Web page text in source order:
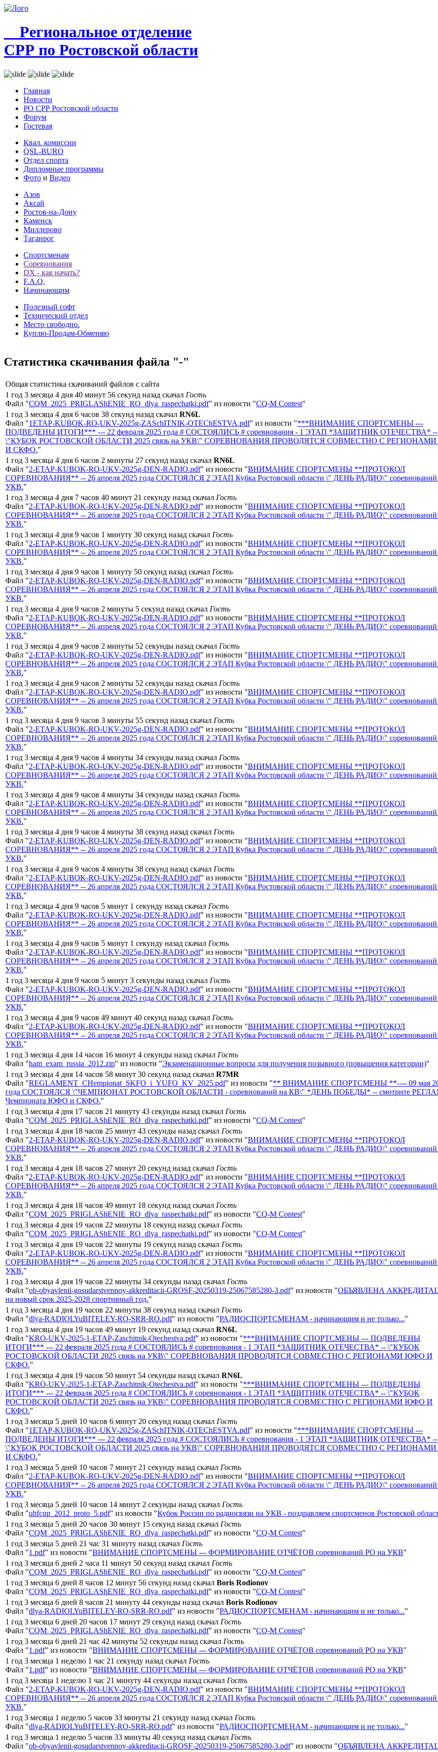
Региональное отделение
СРР по Ростовской области
Главная
Новости
РО СРР Ростовской области
Форум
Гостевая
Квал. комиссии
QSL-BURO
Отдел спорта
Дипломные программы
Фото и Видео
Азов
Аксай
Ростов-на-Дону
Каменск
Миллерово
Таганрог
Спортсменам
Соревнования
DX - как начать?
F.A.Q.
Начинающим
Полезный софт
Технический отдел
Место свободно.
Куплю-Продам-Обменяю
Статистика скачивания файла "-"
Общая статистика скачиваний файлов с сайта
1 год 3 месяца 4 дня 40 минут 56 секунд назад скачал Гость
Файл "CQM_2025_PRIGLAShENIE_RO_dlya_raspechatki.pdf" из новости "CQ-M Contest"
1 год 3 месяца 4 дня 6 часов 38 секунд назад скачал RN6L
Файл "1ETAP-KUBOK-RO-UKV-2025g-ZASchITNIK-OTEChESTVA.pdf" из новости "***ВНИМАНИЕ СПОРТСМЕНЫ ---
ПОДВЕДЕНЫ ИТОГИ*** --- 22 февраля 2025 года # СОСТОЯЛИСЬ # соревнования - 1 ЭТАП *ЗАЩИТНИК ОТЕЧЕСТВА* --
\"КУБОК РОСТОВСКОЙ ОБЛАСТИ 2025 связь на УКВ\" СОРЕВНОВАНИЯ ПРОВОДЯТСЯ СОВМЕСТНО С
И СКФО."
1 год 3 месяца 4 дня 6 часов 2 минуты 27 секунд назад скачал RN6L
Файл "2-ETAP-KUBOK-RO-UKV-2025g-DEN-RADIO.pdf" из новости "ВНИМАНИЕ СПОРТСМЕНЫ **ПРОТОКОЛ
СОРЕВНОВАНИЯ** -- 26 апреля 2025 года СОСТОЯЛСЯ 2 ЭТАП Кубка Ростовской области \" ДЕНЬ РАДИО\" соревнований
УКВ."
1 год 3 месяца 4 дня 7 часов 40 минут 21 секунду назад скачал Гость
Файл "2-ETAP-KUBOK-RO-UKV-2025g-DEN-RADIO.pdf" из новости "ВНИМАНИЕ СПОРТСМЕНЫ **ПРОТОКОЛ
СОРЕВНОВАНИЯ** -- 26 апреля 2025 года СОСТОЯЛСЯ 2 ЭТАП Кубка Ростовской области \" ДЕНЬ РАДИО\" соревнований
УКВ."
1 год 3 месяца 4 дня 9 часов 1 минуту 30 секунд назад скачал Гость
Файл "2-ETAP-KUBOK-RO-UKV-2025g-DEN-RADIO.pdf" из новости "ВНИМАНИЕ СПОРТСМЕНЫ **ПРОТОКОЛ
СОРЕВНОВАНИЯ** -- 26 апреля 2025 года СОСТОЯЛСЯ 2 ЭТАП Кубка Ростовской области \" ДЕНЬ РАДИО\" соревнований
УКВ."
1 год 3 месяца 4 дня 9 часов 1 минуту 50 секунд назад скачал Гость
Файл "2-ETAP-KUBOK-RO-UKV-2025g-DEN-RADIO.pdf" из новости "ВНИМАНИЕ СПОРТСМЕНЫ **ПРОТОКОЛ
СОРЕВНОВАНИЯ** -- 26 апреля 2025 года СОСТОЯЛСЯ 2 ЭТАП Кубка Ростовской области \" ДЕНЬ РАДИО\" соревнований
УКВ."
1 год 3 месяца 4 дня 9 часов 2 минуты 5 секунд назад скачал Гость
Файл "2-ETAP-KUBOK-RO-UKV-2025g-DEN-RADIO.pdf" из новости "ВНИМАНИЕ СПОРТСМЕНЫ **ПРОТОКОЛ
СОРЕВНОВАНИЯ** -- 26 апреля 2025 года СОСТОЯЛСЯ 2 ЭТАП Кубка Ростовской области \" ДЕНЬ РАДИО\" соревнований
УКВ."
1 год 3 месяца 4 дня 9 часов 2 минуты 52 секунды назад скачал Гость
Файл "2-ETAP-KUBOK-RO-UKV-2025g-DEN-RADIO.pdf" из новости "ВНИМАНИЕ СПОРТСМЕНЫ **ПРОТОКОЛ
СОРЕВНОВАНИЯ** -- 26 апреля 2025 года СОСТОЯЛСЯ 2 ЭТАП Кубка Ростовской области \" ДЕНЬ РАДИО\" соревнований
УКВ."
1 год 3 месяца 4 дня 9 часов 2 минуты 52 секунды назад скачал Гость
Файл "2-ETAP-KUBOK-RO-UKV-2025g-DEN-RADIO.pdf" из новости "ВНИМАНИЕ СПОРТСМЕНЫ **ПРОТОКОЛ
СОРЕВНОВАНИЯ** -- 26 апреля 2025 года СОСТОЯЛСЯ 2 ЭТАП Кубка Ростовской области \" ДЕНЬ РАДИО\" соревнований
УКВ."
1 год 3 месяца 4 дня 9 часов 3 минуты 55 секунд назад скачал Гость
Файл "2-ETAP-KUBOK-RO-UKV-2025g-DEN-RADIO.pdf" из новости "ВНИМАНИЕ СПОРТСМЕНЫ **ПРОТОКОЛ
СОРЕВНОВАНИЯ** -- 26 апреля 2025 года СОСТОЯЛСЯ 2 ЭТАП Кубка Ростовской области \" ДЕНЬ РАДИО\" соревнований
УКВ."
1 год 3 месяца 4 дня 9 часов 4 минуты 34 секунды назад скачал Гость
Файл "2-ETAP-KUBOK-RO-UKV-2025g-DEN-RADIO.pdf" из новости "ВНИМАНИЕ СПОРТСМЕНЫ **ПРОТОКОЛ
СОРЕВНОВАНИЯ** -- 26 апреля 2025 года СОСТОЯЛСЯ 2 ЭТАП Кубка Ростовской области \" ДЕНЬ РАДИО\" соревнований
УКВ."
1 год 3 месяца 4 дня 9 часов 4 минуты 34 секунды назад скачал Гость
Файл "2-ETAP-KUBOK-RO-UKV-2025g-DEN-RADIO.pdf" из новости "ВНИМАНИЕ СПОРТСМЕНЫ **ПРОТОКОЛ
СОРЕВНОВАНИЯ** -- 26 апреля 2025 года СОСТОЯЛСЯ 2 ЭТАП Кубка Ростовской области \" ДЕНЬ РАДИО\" соревнований
УКВ."
1 год 3 месяца 4 дня 9 часов 4 минуты 38 секунд назад скачал Гость
Файл "2-ETAP-KUBOK-RO-UKV-2025g-DEN-RADIO.pdf" из новости "ВНИМАНИЕ СПОРТСМЕНЫ **ПРОТОКОЛ
СОРЕВНОВАНИЯ** -- 26 апреля 2025 года СОСТОЯЛСЯ 2 ЭТАП Кубка Ростовской области \" ДЕНЬ РАДИО\" соревнований
УКВ."
1 год 3 месяца 4 дня 9 часов 4 минуты 38 секунд назад скачал Гость
Файл "2-ETAP-KUBOK-RO-UKV-2025g-DEN-RADIO.pdf" из новости "ВНИМАНИЕ СПОРТСМЕНЫ **ПРОТОКОЛ
СОРЕВНОВАНИЯ** -- 26 апреля 2025 года СОСТОЯЛСЯ 2 ЭТАП Кубка Ростовской области \" ДЕНЬ РАДИО\" соревнований
УКВ."
1 год 3 месяца 4 дня 9 часов 5 минут 1 секунду назад скачал Гость
Файл "2-ETAP-KUBOK-RO-UKV-2025g-DEN-RADIO.pdf" из новости "ВНИМАНИЕ СПОРТСМЕНЫ **ПРОТОКОЛ
СОРЕВНОВАНИЯ** -- 26 апреля 2025 года СОСТОЯЛСЯ 2 ЭТАП Кубка Ростовской области \" ДЕНЬ РАДИО\" соревнований
УКВ."
1 год 3 месяца 4 дня 9 часов 5 минут 1 секунду назад скачал Гость
Файл "2-ETAP-KUBOK-RO-UKV-2025g-DEN-RADIO.pdf" из новости "ВНИМАНИЕ СПОРТСМЕНЫ **ПРОТОКОЛ
СОРЕВНОВАНИЯ** -- 26 апреля 2025 года СОСТОЯЛСЯ 2 ЭТАП Кубка Ростовской области \" ДЕНЬ РАДИО\" соревнований
УКВ."
1 год 3 месяца 4 дня 9 часов 5 минут 3 секунды назад скачал Гость
Файл "2-ETAP-KUBOK-RO-UKV-2025g-DEN-RADIO.pdf" из новости "ВНИМАНИЕ СПОРТСМЕНЫ **ПРОТОКОЛ
СОРЕВНОВАНИЯ** -- 26 апреля 2025 года СОСТОЯЛСЯ 2 ЭТАП Кубка Ростовской области \" ДЕНЬ РАДИО\" соревнований
УКВ."
1 год 3 месяца 4 дня 9 часов 49 минут 40 секунд назад скачал Гость
Файл "2-ETAP-KUBOK-RO-UKV-2025g-DEN-RADIO.pdf" из новости "ВНИМАНИЕ СПОРТСМЕНЫ **ПРОТОКОЛ
СОРЕВНОВАНИЯ** -- 26 апреля 2025 года СОСТОЯЛСЯ 2 ЭТАП Кубка Ростовской области \" ДЕНЬ РАДИО\" соревнований
УКВ."
1 год 3 месяца 4 дня 14 часов 16 минут 4 секунды назад скачал Гость
Файл "ham_exam_russia_2012.zip" из новости "Экзаменационные вопросы для получения позывного (повышения категории)"
1 год 3 месяца 4 дня 14 часов 58 минут 30 секунд назад скачал R7MR
Файл "REGLAMENT_CHempionat_SKFO_i_YUFO_KV_2025.pdf" из новости "** ВНИМАНИЕ СПОРТСМЕНЫ **---- 09 мая
года СОСТОЯЛСЯ \"ЧЕМПИОНАТ РОСТОВСКОЙ ОБЛАСТИ - соревнований на КВ\" *ДЕНЬ ПОБЕДЫ* -- смотрите
Чемпионата ЮФО и СКФО."
1 год 3 месяца 4 дня 17 часов 21 минуту 43 секунды назад скачал Гость
Файл "CQM_2025_PRIGLAShENIE_RO_dlya_raspechatki.pdf" из новости "CQ-M Contest"
1 год 3 месяца 4 дня 18 часов 25 минут 43 секунды назад скачал Гость
Файл "2-ETAP-KUBOK-RO-UKV-2025g-DEN-RADIO.pdf" из новости "ВНИМАНИЕ СПОРТСМЕНЫ **ПРОТОКОЛ
СОРЕВНОВАНИЯ** -- 26 апреля 2025 года СОСТОЯЛСЯ 2 ЭТАП Кубка Ростовской области \" ДЕНЬ РАДИО\" соревнований
УКВ."
1 год 3 месяца 4 дня 18 часов 27 минут 20 секунд назад скачал Гость
Файл "2-ETAP-KUBOK-RO-UKV-2025g-DEN-RADIO.pdf" из новости "ВНИМАНИЕ СПОРТСМЕНЫ **ПРОТОКОЛ
СОРЕВНОВАНИЯ** -- 26 апреля 2025 года СОСТОЯЛСЯ 2 ЭТАП Кубка Ростовской области \" ДЕНЬ РАДИО\" соревнований
УКВ."
1 год 3 месяца 4 дня 18 часов 49 минут 18 секунд назад скачал Гость
Файл "CQM_2025_PRIGLAShENIE_RO_dlya_raspechatki.pdf" из новости "CQ-M Contest"
1 год 3 месяца 4 дня 19 часов 22 минуты 18 секунд назад скачал Гость
Файл "CQM_2025_PRIGLAShENIE_RO_dlya_raspechatki.pdf" из новости "CQ-M Contest"
1 год 3 месяца 4 дня 19 часов 22 минуты 19 секунд назад скачал Гость
Файл "2-ETAP-KUBOK-RO-UKV-2025g-DEN-RADIO.pdf" из новости "ВНИМАНИЕ СПОРТСМЕНЫ **ПРОТОКОЛ
СОРЕВНОВАНИЯ** -- 26 апреля 2025 года СОСТОЯЛСЯ 2 ЭТАП Кубка Ростовской области \" ДЕНЬ РАДИО\" соревнований
УКВ."
1 год 3 месяца 4 дня 19 часов 22 минуты 34 секунды назад скачал Гость
Файл "ob-obyavlenii-gosudarstvennoy-akkreditacii-GROSF-20250319-25067585280-3.pdf" из новости "ОБЪЯВЛЕНА
на новый срок 2025-2028 спортивный год."
1 год 3 месяца 4 дня 19 часов 22 минуты 38 секунд назад скачал Гость
Файл "dlya-RADIOLYuBITELEY-RO-SRR-RO.pdf" из новости "РАДИОСПОРТСМЕНАМ - начинающим и не только..."
1 год 3 месяца 4 дня 19 часов 49 минут 19 секунд назад скачал RN6L
Файл "KRO-UKV-2025-1-ETAP-Zaschitnik-Otechestva.pdf" из новости "***ВНИМАНИЕ СПОРТСМЕНЫ --- ПОДВЕДЕНЫ
ИТОГИ*** --- 22 февраля 2025 года # СОСТОЯЛИСЬ # соревнования - 1 ЭТАП *ЗАЩИТНИК ОТЕЧЕСТВА* -- \"КУБОК
РОСТОВСКОЙ ОБЛАСТИ 2025 связь на УКВ\" СОРЕВНОВАНИЯ ПРОВОДЯТСЯ СОВМЕСТНО С РЕГИОНАМИ ЮФО И
СКФО."
1 год 3 месяца 4 дня 19 часов 50 минут 54 секунды назад скачал RN6L
Файл "KRO-UKV-2025-1-ETAP-Zaschitnik-Otechestva.pdf" из новости "***ВНИМАНИЕ СПОРТСМЕНЫ --- ПОДВЕДЕНЫ
ИТОГИ*** --- 22 февраля 2025 года # СОСТОЯЛИСЬ # соревнования - 1 ЭТАП *ЗАЩИТНИК ОТЕЧЕСТВА* -- \"КУБОК
РОСТОВСКОЙ ОБЛАСТИ 2025 связь на УКВ\" СОРЕВНОВАНИЯ ПРОВОДЯТСЯ СОВМЕСТНО С РЕГИОНАМИ ЮФО И
СКФО."
1 год 3 месяца 5 дней 10 часов 6 минут 20 секунд назад скачал Гость
Файл "1ETAP-KUBOK-RO-UKV-2025g-ZASchITNIK-OTEChESTVA.pdf" из новости "***ВНИМАНИЕ СПОРТСМЕНЫ ---
ПОДВЕДЕНЫ ИТОГИ*** --- 22 февраля 2025 года # СОСТОЯЛИСЬ # соревнования - 1 ЭТАП *ЗАЩИТНИК ОТЕЧЕСТВА* --
\"КУБОК РОСТОВСКОЙ ОБЛАСТИ 2025 связь на УКВ\" СОРЕВНОВАНИЯ ПРОВОДЯТСЯ СОВМЕСТНО С
И СКФО."
1 год 3 месяца 5 дней 10 часов 7 минут 21 секунду назад скачал Гость
Файл "2-ETAP-KUBOK-RO-UKV-2025g-DEN-RADIO.pdf" из новости "ВНИМАНИЕ СПОРТСМЕНЫ **ПРОТОКОЛ
СОРЕВНОВАНИЯ** -- 26 апреля 2025 года СОСТОЯЛСЯ 2 ЭТАП Кубка Ростовской области \" ДЕНЬ РАДИО\" соревнований
УКВ."
1 год 3 месяца 5 дней 10 часов 14 минут 2 секунды назад скачал Гость
Файл "uhfcup_2012_proto_5.pdf" из новости "Кубок России по радиосвязи на УКВ - поздравляем спортсменов Ростовской
1 год 3 месяца 5 дней 20 часов 30 минут 15 секунд назад скачал Гость
Файл "CQM_2025_PRIGLAShENIE_RO_dlya_raspechatki.pdf" из новости "CQ-M Contest"
1 год 3 месяца 5 дней 21 час 31 минуту назад скачал Гость
Файл "1.pdf" из новости "ВНИМАНИЕ СПОРТСМЕНЫ --- ФОРМИРОВАНИЕ ОТЧЁТОВ соревнований РО на УКВ"
1 год 3 месяца 6 дней 2 часа 11 минут 50 секунд назад скачал Гость
Файл "CQM_2025_PRIGLAShENIE_RO_dlya_raspechatki.pdf" из новости "CQ-M Contest"
1 год 3 месяца 6 дней 8 часов 12 минут 56 секунд назад скачал Boris Rodionov
Файл "CQM_2025_PRIGLAShENIE_RO_dlya_raspechatki.pdf" из новости "CQ-M Contest"
1 год 3 месяца 6 дней 8 часов 21 минуту 44 секунды назад скачал Boris Rodionov
Файл "dlya-RADIOLYuBITELEY-RO-SRR-RO.pdf" из новости "РАДИОСПОРТСМЕНАМ - начинающим и не только..."
1 год 3 месяца 6 дней 20 часов 17 минут 29 секунд назад скачал Гость
Файл "CQM_2025_PRIGLAShENIE_RO_dlya_raspechatki.pdf" из новости "CQ-M Contest"
1 год 3 месяца 6 дней 21 час 42 минуты 52 секунды назад скачал Гость
Файл "1.pdf" из новости "ВНИМАНИЕ СПОРТСМЕНЫ --- ФОРМИРОВАНИЕ ОТЧЁТОВ соревнований РО на УКВ"
1 год 3 месяца 1 неделю 1 час 21 секунду назад скачал Гость
Файл "1.pdf" из новости "ВНИМАНИЕ СПОРТСМЕНЫ --- ФОРМИРОВАНИЕ ОТЧЁТОВ соревнований РО на УКВ"
1 год 3 месяца 1 неделю 1 час 21 минуту 44 секунды назад скачал Гость
Файл "2-ETAP-KUBOK-RO-UKV-2025g-DEN-RADIO.pdf" из новости "ВНИМАНИЕ СПОРТСМЕНЫ **ПРОТОКОЛ
СОРЕВНОВАНИЯ** -- 26 апреля 2025 года СОСТОЯЛСЯ 2 ЭТАП Кубка Ростовской области \" ДЕНЬ РАДИО\" соревнований
УКВ."
1 год 3 месяца 1 неделю 5 часов 33 минуты 21 секунду назад скачал Гость
Файл "dlya-RADIOLYuBITELEY-RO-SRR-RO.pdf" из новости "РАДИОСПОРТСМЕНАМ - начинающим и не только..."
1 год 3 месяца 1 неделю 5 часов 33 минуты 40 секунд назад скачал Гость
Файл "ob-obyavlenii-gosudarstvennoy-akkreditacii-GROSF-20250319-25067585280-3.pdf" из новости "ОБЪЯВЛЕНА